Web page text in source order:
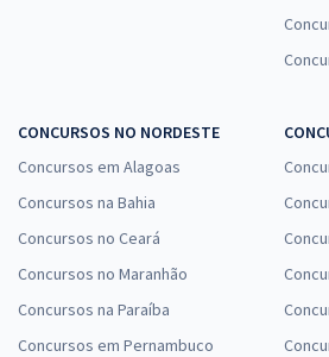
CONCURSOS NO NORDESTE
Concursos em Alagoas
Concursos na Bahia
Concursos no Ceará
Concursos no Maranhão
Concursos na Paraíba
Concursos em Pernambuco